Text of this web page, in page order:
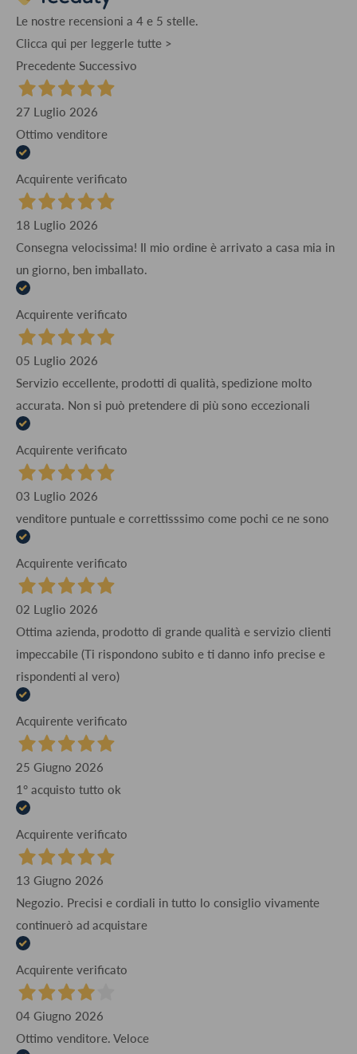
Le nostre recensioni a 4 e 5 stelle.
Clicca qui per leggerle tutte >
Precedente Successivo
27 Luglio 2026
Ottimo venditore
Acquirente verificato
18 Luglio 2026
Consegna velocissima! Il mio ordine è arrivato a casa mia in
un giorno, ben imballato.
Acquirente verificato
05 Luglio 2026
Servizio eccellente, prodotti di qualità, spedizione molto
accurata. Non si può pretendere di più sono eccezionali
Acquirente verificato
03 Luglio 2026
venditore puntuale e correttisssimo come pochi ce ne sono
Acquirente verificato
02 Luglio 2026
Ottima azienda, prodotto di grande qualità e servizio clienti
impeccabile (Ti rispondono subito e ti danno info precise e
rispondenti al vero)
Acquirente verificato
25 Giugno 2026
1° acquisto tutto ok
Acquirente verificato
13 Giugno 2026
Negozio. Precisi e cordiali in tutto lo consiglio vivamente
continuerò ad acquistare
Acquirente verificato
04 Giugno 2026
Ottimo venditore. Veloce